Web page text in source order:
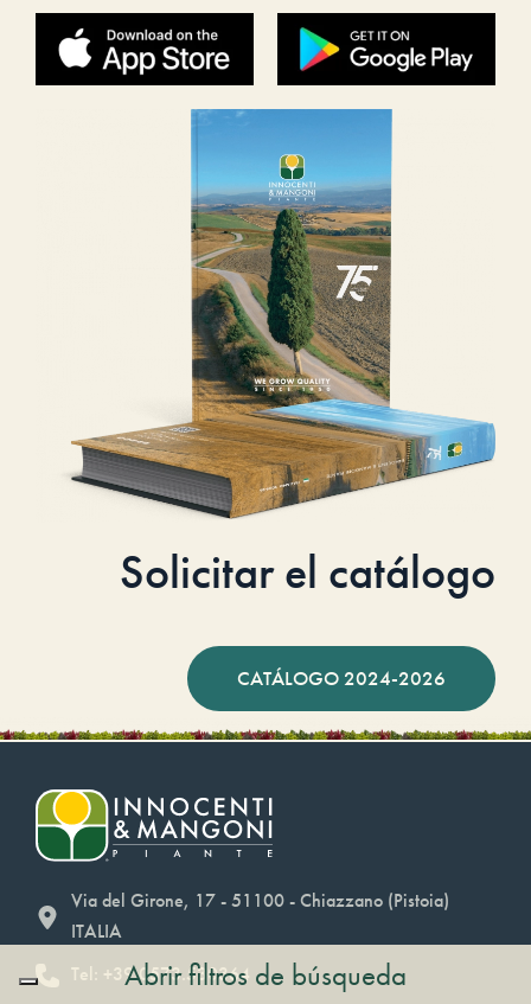
Abrir filtros de búsqueda
Solicitar el catálogo
CATÁLOGO 2024-2026
Via del Girone, 17 - 51100 - Chiazzano (Pistoia)
ITALIA
Tel: +39.0573.530364